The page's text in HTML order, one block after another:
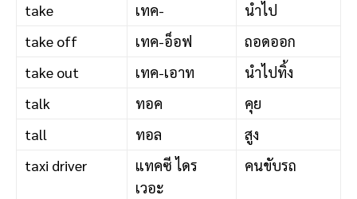
take เทค-
นำไป
take off
เทค-อ็อฟ
ถอดออก
take out
เทค-เอาท
นำไปทิ้ง
talk
ทอค
คุย
tall
ทอล
สูง
taxi driver
แทคซี ไดร
เวอะ
คนขับรถ